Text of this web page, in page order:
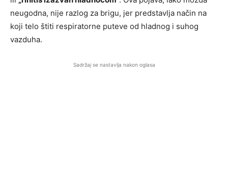
neugodna, nije razlog za brigu, jer predstavlja način na
koji telo štiti respiratorne puteve od hladnog i suhog
vazduha.
Sadržaj se nastavlja nakon oglasa